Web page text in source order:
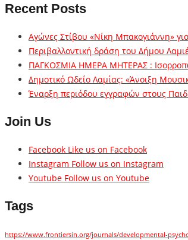
Recent Posts
Αγώνες Στίβου «Νίκη Μπακογιάννη»
Περιβαλλοντική δράση του Δήμου
ΠΑΓΚΟΣΜΙΑ ΗΜΕΡΑ ΜΗΤΕΡΑΣ :
Δημοτικό Ωδείο Λαμίας: «Άνοιξη
Έναρξη περιόδου εγγραφών στους
Join Us
Facebook Like us on Facebook
Instagram Follow us on Instagram
Youtube Follow us on Youtube
Tags
https://www.frontiersin.org/journals/developmental-